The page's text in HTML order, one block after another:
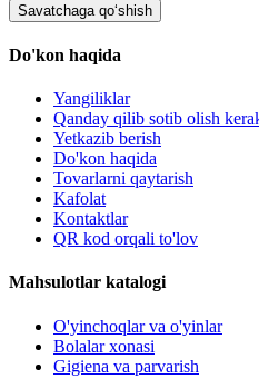
Savatchaga qo‘shish
Do'kon haqida
Yangiliklar
Qanday qilib sotib olish
Yetkazib berish
Do'kon haqida
Tovarlarni qaytarish
Kafolat
Kontaktlar
QR kod orqali to'lov
Mahsulotlar katalogi
O'yinchoqlar va o'yinlar
Bolalar xonasi
Gigiena va parvarish